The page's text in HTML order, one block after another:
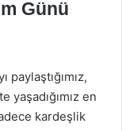
Günü
paylaştığımız,
yaşadığımız en
kardeşlik